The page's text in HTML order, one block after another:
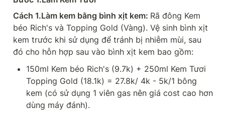
Cách 1.Làm kem bằng bình xịt kem: Rã đông Kem
béo Rich's và Topping Gold (Vàng). Vệ sinh bình xịt
kem trước khi sử dụng để tránh bị nhiễm mùi, sau
đó cho hỗn hợp sau vào bình xịt kem bao gồm:
150ml Kem béo Rich's (9.7k) + 250ml Kem Tươi
Topping Gold (18.1k) = 27.8k/ 4k - 5k/1 bông
kem (có sử dụng 1 viên gas nên giá cost cao hơn
dùng máy đánh).